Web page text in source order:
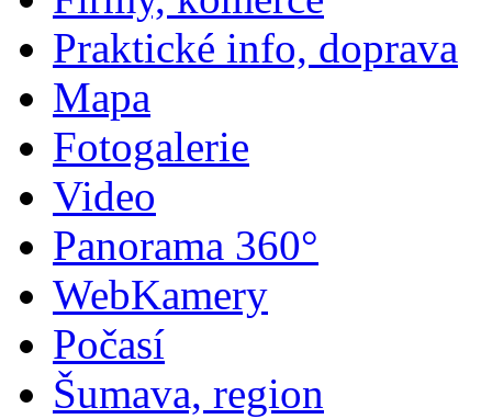
Praktické info, doprava
Mapa
Fotogalerie
Video
Panorama 360°
WebKamery
Počasí
Šumava, region